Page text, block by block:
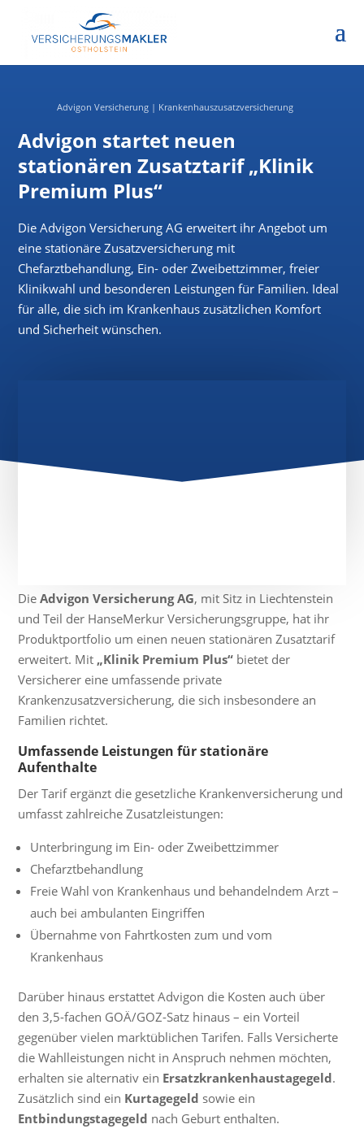
Advigon Versicherung| Krankenhauszusatzversicherung
Advigon startet neuen
stationären Zusatztarif „Klinik
Premium Plus“
Die Advigon Versicherung AG erweitert ihr Angebot um
eine stationäre Zusatzversicherung mit
Chefarztbehandlung, Ein- oder Zweibettzimmer, freier
Klinikwahl und besonderen Leistungen für Familien. Ideal
für alle, die sich im Krankenhaus zusätzlichen Komfort
und Sicherheit wünschen.
DieAdvigon Versicherung AG, mit Sitz in Liechtenstein
und Teil der HanseMerkur Versicherungsgruppe, hat ihr
Produktportfolio um einen neuen stationären Zusatztarif
erweitert. Mit „Klinik Premium Plus“ bietet der
Versicherer eine umfassende private
Krankenzusatzversicherung, die sich insbesondere an
Familien richtet.
Umfassende Leistungen für stationäre
Aufenthalte
Der Tarif ergänzt die gesetzliche Krankenversicherung und
umfasst zahlreiche Zusatzleistungen:
Unterbringung im Ein- oder Zweibettzimmer
Chefarztbehandlung
Freie Wahl von Krankenhaus und behandelndem Arzt –
auch bei ambulanten Eingriffen
Übernahme von Fahrtkosten zum und vom
Krankenhaus
Darüber hinaus erstattet Advigon die Kosten auch über
den 3,5-fachen GOÄ/GOZ-Satz hinaus – ein Vorteil
gegenüber vielen marktüblichen Tarifen. Falls Versicherte
die Wahlleistungen nicht in Anspruch nehmen möchten,
erhalten sie alternativ ein Ersatzkrankenhaustagegeld.
Zusätzlich sind ein Kurtagegeld sowie ein
Entbindungstagegeld nach Geburt enthalten.